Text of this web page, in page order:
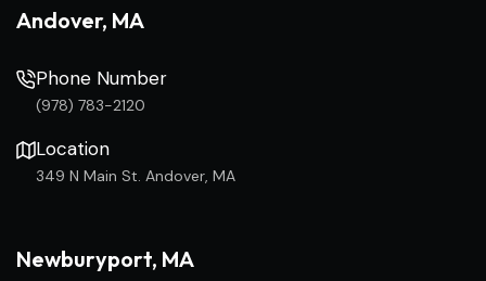
Andover, MA
Phone Number
(978) 783-2120
Location
349 N Main St. Andover, MA
Newburyport, MA